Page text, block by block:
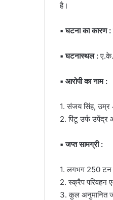
है।
▪️ घटना का कारण :
▪️ घटनास्थल :
▪️ आरोपी का नाम :
1. संजय सिंह, उम्र
2. पिंटू उर्फ उपेंद्र
▪️ जप्त सामग्री :
1. लगभग 250 टन
2. स्क्रैप परिवहन
3. कुल अनुमानित